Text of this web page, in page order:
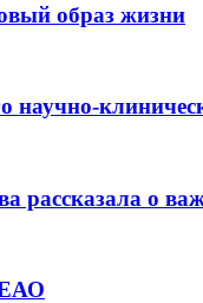
образ жизни
научно-
о
ЕАО